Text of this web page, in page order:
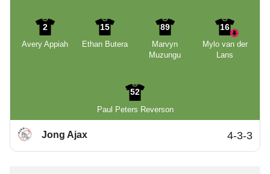
2
Avery Appiah
15
Ethan Butera
89
Marvyn
Muzungu
16
Mylo van der
Lans
52
Paul Peters Reverson
Jong Ajax 4-3-3